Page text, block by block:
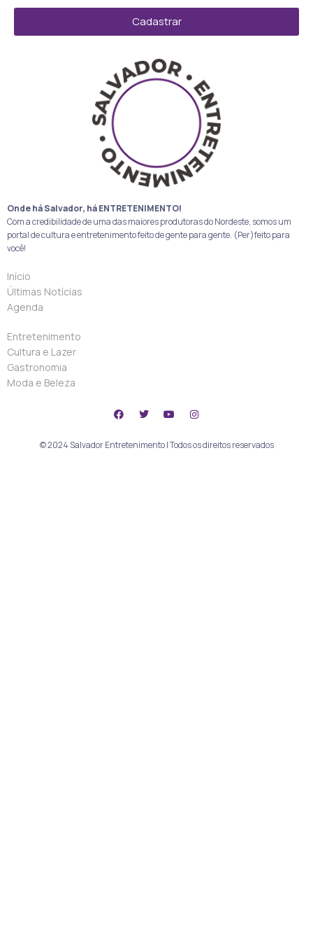
Cadastrar
Onde há Salvador, há ENTRETENIMENTO!
Com a credibilidade de uma das maiores produtoras do Nordeste, somos um
portal de cultura e entretenimento feito de gente para gente. (Per)feito para
você!
Início
Últimas Notícias
Agenda
Entretenimento
Cultura e Lazer
Gastronomia
Moda e Beleza
© 2024 Salvador Entretenimento | Todos os direitos reservados